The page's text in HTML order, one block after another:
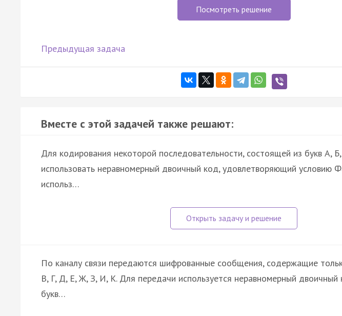
Посмотреть решение
Предыдущая задача
Вместе с этой задачей также решают:
Для кодирования некоторой последовательности, состоящей из букв А,
использовать неравномерный двоичный код, удовлетворяющий условию
использ…
По каналу связи передаются шифрованные сообщения, содержащие
В, Г, Д, Е, Ж, З, И, К. Для передачи используется неравномерный двоичный
букв…